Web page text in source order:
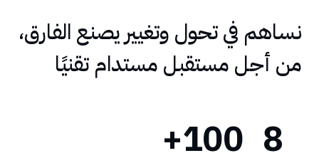
نساهم في تحول وتغيير يصنع الفارق،
من أجل مستقبل مستدام تقنيًا
8
100+